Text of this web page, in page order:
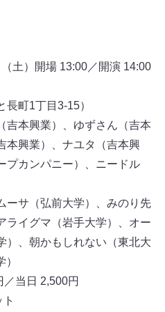
土）開場 13:00／開演 14:00
長町1丁目3-15）
吉本興業）、ゆずさん（吉本
本興業）、ナユタ（吉本興
プカンパニー）、ニードル
ーサ（弘前大学）、みのり先
ライグマ（岩手大学）、オー
）、朝かもしれない（東北大
当日 2,500円